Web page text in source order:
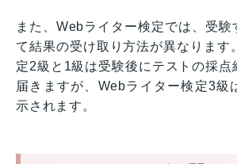
また、Webライター検定では、受験
て結果の受け取り方法が異なります
定2級と1級は受験後にテストの採点
届きますが、Webライター検定3級
示されます。